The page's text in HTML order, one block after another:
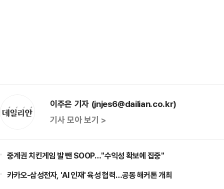
이주은 기자 (jnjes6@dailian.co.kr)
기사 모아 보기 >
중계권 치킨게임 발 뺀 SOOP…"수익성 확보에 집중"
카카오-삼성전자, 'AI 인재' 육성 협력…공동 해커톤 개최